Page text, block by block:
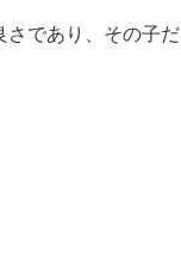
さであり、その子だ